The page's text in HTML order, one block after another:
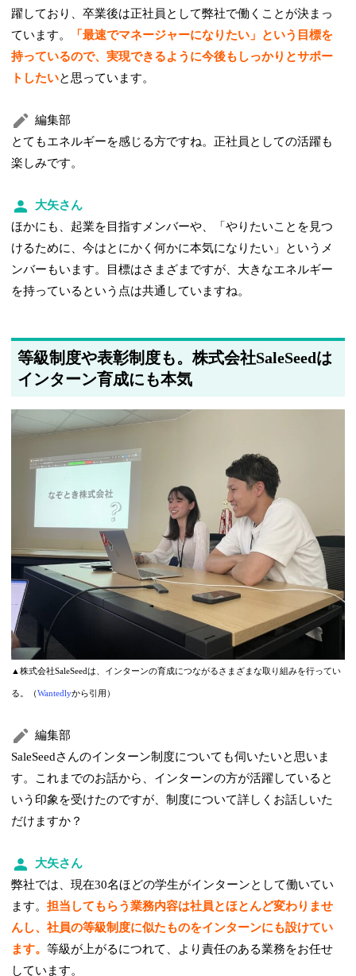
躍しており、卒業後は正社員として弊社で働くことが決まっ
ています。
「最速でマネージャーになりたい」という目標を
持っているので、実現できるように今後もしっかりとサポー
トしたいと思っています。
編集部
とてもエネルギーを感じる方ですね。正社員としての活躍も
楽しみです。
大矢さん
ほかにも、起業を目指すメンバーや、「やりたいことを見つ
けるために、今はとにかく何かに本気になりたい」というメ
ンバーもいます。目標はさまざまですが、大きなエネルギー
を持っているという点は共通していますね。
等級制度や表彰制度も。株式会社SaleSeedは
インターン育成にも本気
▲株式会社SaleSeedは、インターンの育成につながるさまざまな取り組みを行ってい
る。（ Wantedlyから引用）
編集部
SaleSeedさんのインターン制度についても伺いたいと思いま
す。これまでのお話から、インターンの方が活躍していると
いう印象を受けたのですが、制度について詳しくお話しいた
だけますか？
大矢さん
弊社では、現在30名ほどの学生がインターンとして働いてい
ます。担当してもらう業務内容は社員とほとんど変わりませ
んし、社員の等級制度に似たものをインターンにも設けてい
ます。等級が上がるにつれて、より責任のある業務をお任せ
しています。